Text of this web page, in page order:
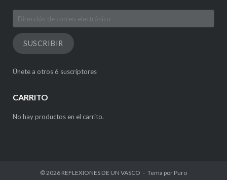
Dirección
de
correo
electrónico
SUSCRIBIR
Únete a otros 6 suscriptores
CARRITO
No hay productos en el carrito.
© 2026 REFLEXIONES DE UN VASCO Tema por Puro